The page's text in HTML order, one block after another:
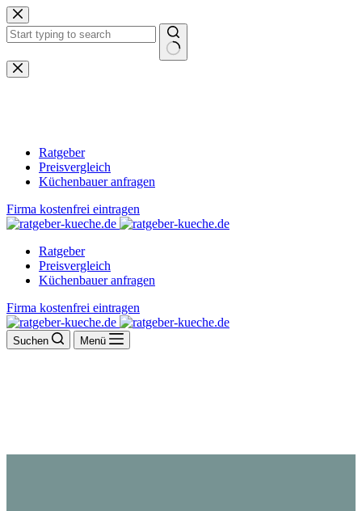
Zum
Inhalt
springen
Keine
Ergebnisse
Ratgeber
Preisvergleich
Küchenbauer anfragen
Firma kostenfrei eintragen
Ratgeber
Preisvergleich
Küchenbauer anfragen
Firma kostenfrei eintragen
Suchen Menü